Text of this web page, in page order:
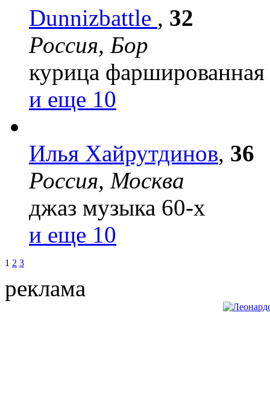
Dunnizbattle , 32
Россия, Бор
курица фаршированная
и еще 10
Илья Хайрутдинов, 36
Россия, Москва
джаз музыка 60-х
и еще 10
1 2 3
реклама